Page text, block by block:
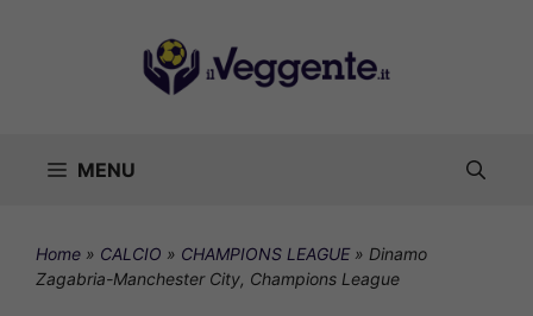
MENU
Home » CALCIO » CHAMPIONS LEAGUE» Dinamo
Zagabria-Manchester City, Champions League